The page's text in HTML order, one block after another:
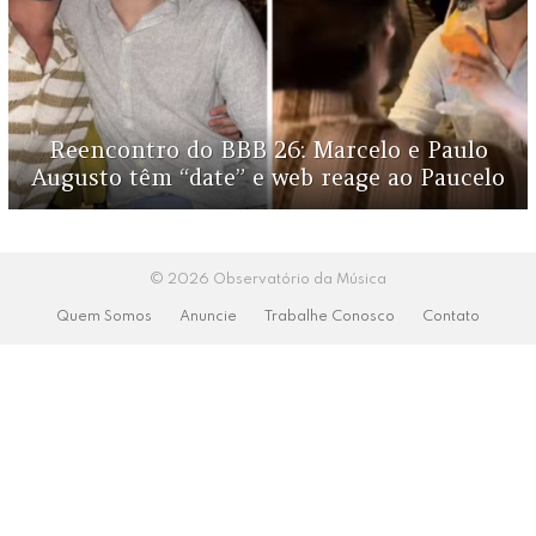
Reencontro do BBB 26: Marcelo e Paulo
Augusto têm “date” e web reage ao Paucelo
© 2026 Observatório da Música
Quem Somos Anuncie Trabalhe Conosco Contato